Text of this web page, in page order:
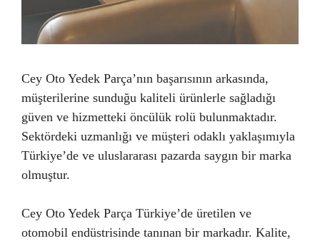
Cey Oto Yedek Parça’nın başarısının arkasında,
müşterilerine sunduğu kaliteli ürünlerle sağladığı
güven ve hizmetteki öncülük rolü bulunmaktadır.
Sektördeki uzmanlığı ve müşteri odaklı yaklaşımıyla
Türkiye’de ve uluslararası pazarda saygın bir marka
olmuştur.
Cey Oto Yedek Parça Türkiye’de üretilen ve
otomobil endüstrisinde tanınan bir markadır. Kalite,